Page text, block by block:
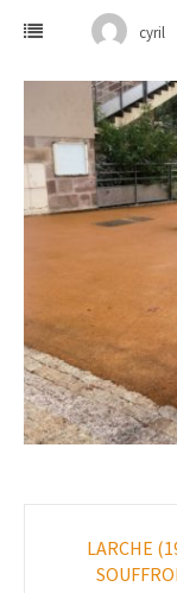
cyril
LARCHE